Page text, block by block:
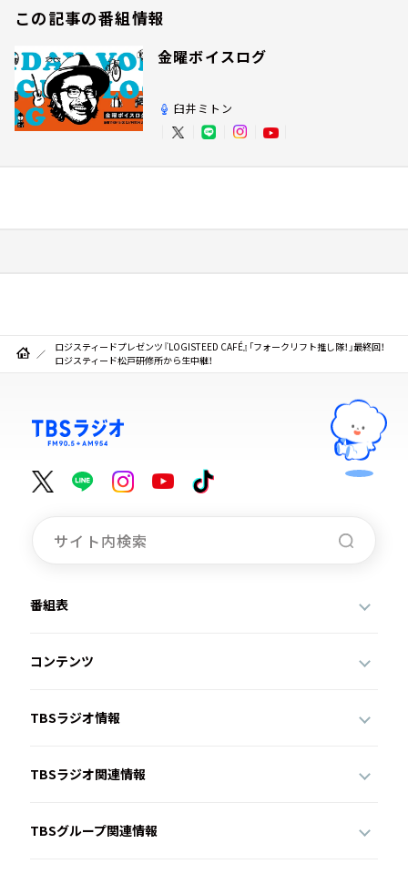
この記事の番組情報
金曜ボイスログ
臼井ミトン
ロジスティードプレゼンツ『LOGISTEED CAFÉ』「フォークリフト推し隊！」最終回！
ロジスティード松戸研修所から生中継！
番組表
コンテンツ
TBSラジオ情報
TBSラジオ関連情報
TBSグループ関連情報